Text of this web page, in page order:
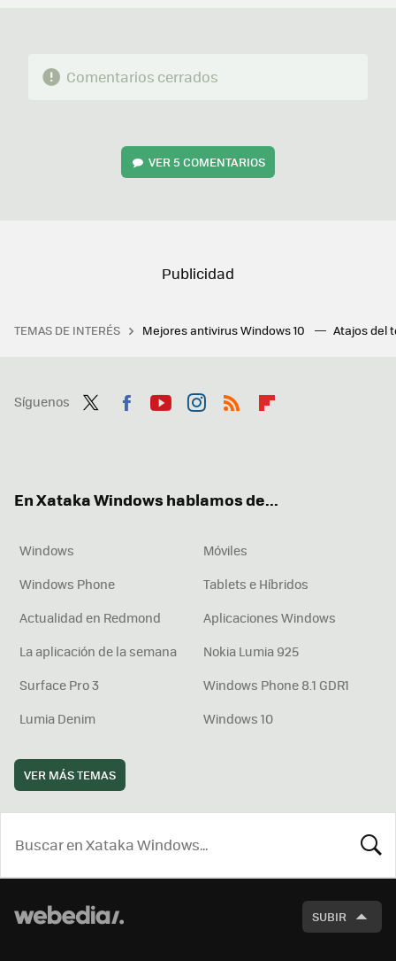
Comentarios cerrados
VER5 COMENTARIOS
TEMAS DE INTERÉS Mejores antivirus Windows 10 Atajos del
Síguenos
En Xataka Windows hablamos de...
Windows
Móviles
Windows Phone
Tablets e Híbridos
Actualidad en Redmond
Aplicaciones Windows
La aplicación de la semana
Nokia Lumia 925
Surface Pro 3
Windows Phone 8.1 GDR1
Lumia Denim
Windows 10
VER MÁS TEMAS
SUBIR